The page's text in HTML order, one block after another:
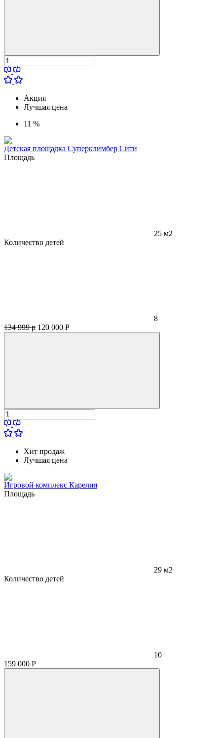
Акция
Лучшая цена
11 %
Детская площадка Суперклимбер Сити
Площадь
25 м2
Количество детей
8
134 999 р 120 000 Р
Хит продаж
Лучшая цена
Игровой комплекс Карелия
Площадь
29 м2
Количество детей
10
159 000 Р